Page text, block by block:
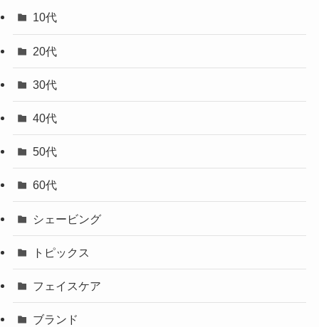
10代
20代
30代
40代
50代
60代
シェービング
トピックス
フェイスケア
ブランド